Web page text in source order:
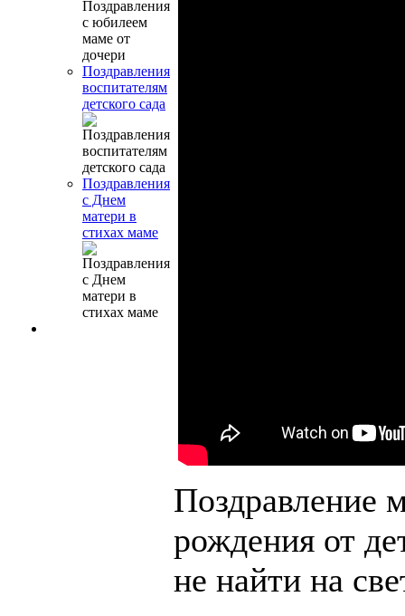
Поздравления
воспитателям
детского сада
Поздравления
с Днем
матери в
стихах маме
Поздравление
рождения от
не найти на